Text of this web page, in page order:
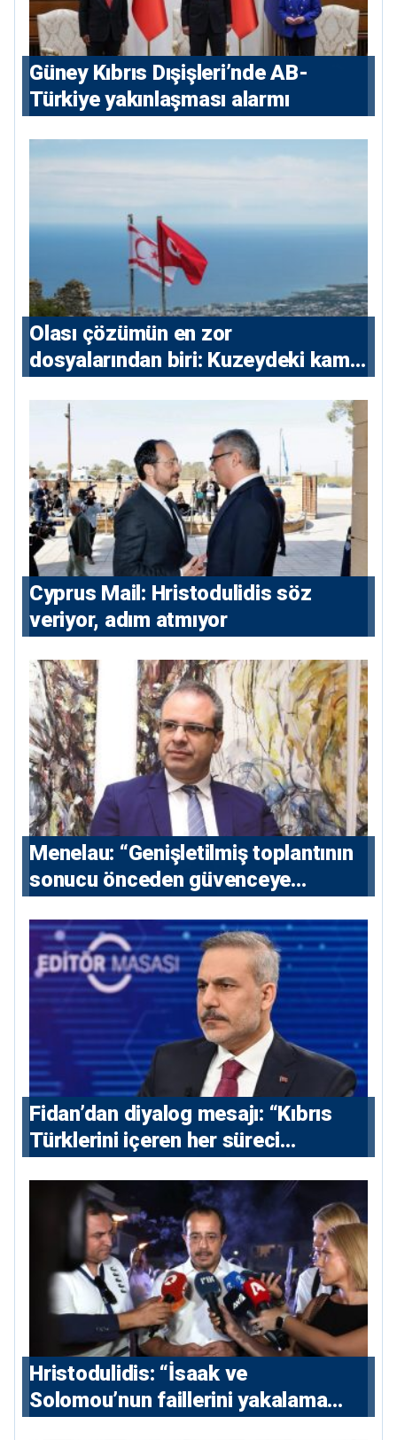
Güney Kıbrıs Dışişleri’nde AB-
Türkiye yakınlaşması alarmı
Olası çözümün en zor
dosyalarından biri: Kuzeydeki kamu
⁠Cyprus Mail: Hristodulidis söz
veriyor, adım atmıyor
Menelau: “Genişletilmiş toplantının
sonucu önceden güvenceye
Fidan’dan diyalog mesajı: “Kıbrıs
Türklerini içeren her süreci
Hristodulidis: “İsaak ve
Solomou’nun faillerini yakalama